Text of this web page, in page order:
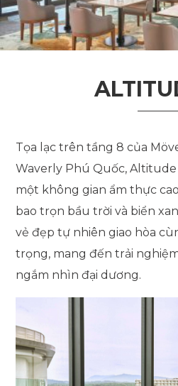
Tọa lạc trên tầng 8 của
Waverly Phú Quốc,Altitude
một không gian ẩm thực
bao trọn bầu trời và biển
vẻ đẹp tự nhiên giao hòa
trọng, mang đến trải
ngắm nhìn đại dương.